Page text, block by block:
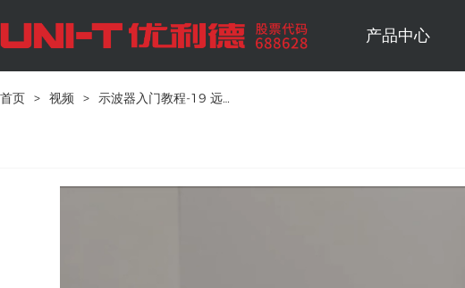
产品中心
首页 > 视频 > 示波器入门教程-19 远程网页控制